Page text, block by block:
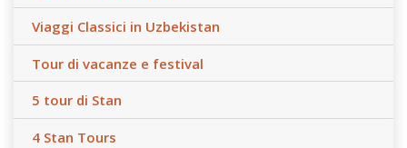
Viaggi Classici in Uzbekistan
Tour di vacanze e festival
5 tour di Stan
4 Stan Tours